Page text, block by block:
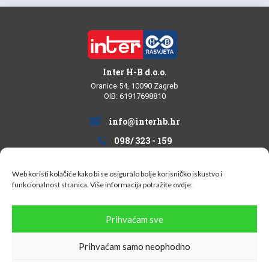
Web koristi kolačiće kako bi se osiguralo bolje korisničko iskustvo i
funkcionalnost stranica. Više informacija potražite ovdje:
Prihvaćam sve
Prihvaćam samo neophodno
Inter H-B d.o.o.
Oranice 54, 10090 Zagreb
OIB: 61917698810
info@interhb.hr
098/ 323 - 159
Uvjeti kupovine